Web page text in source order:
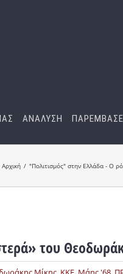
ΑΝΑΛΥΣΗ
Αρχική "Πολιτισμός" στην Ελλάδα - Ο
του